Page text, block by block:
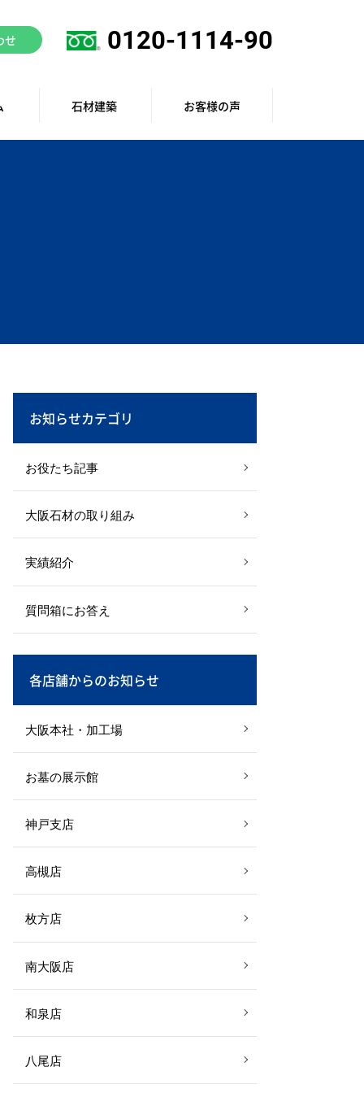
せ 0120-1114-90
石材建築 お客様の声
お知らせカテゴリ
お役たち記事
大阪石材の取り組み
実績紹介
質問箱にお答え
各店舗からのお知らせ
大阪本社・加工場
お墓の展示館
神戸支店
高槻店
枚方店
南大阪店
和泉店
八尾店